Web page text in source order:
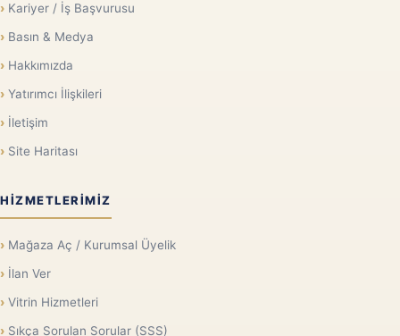
Kariyer / İş Başvurusu
Basın & Medya
Hakkımızda
Yatırımcı İlişkileri
İletişim
Site Haritası
HIZMETLERIMIZ
Mağaza Aç / Kurumsal Üyelik
İlan Ver
Vitrin Hizmetleri
Sıkça Sorulan Sorular (SSS)